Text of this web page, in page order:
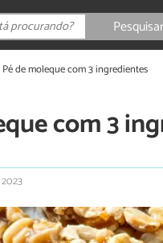
Pesquisar
Pé de moleque com 3 ingredientes
com 3